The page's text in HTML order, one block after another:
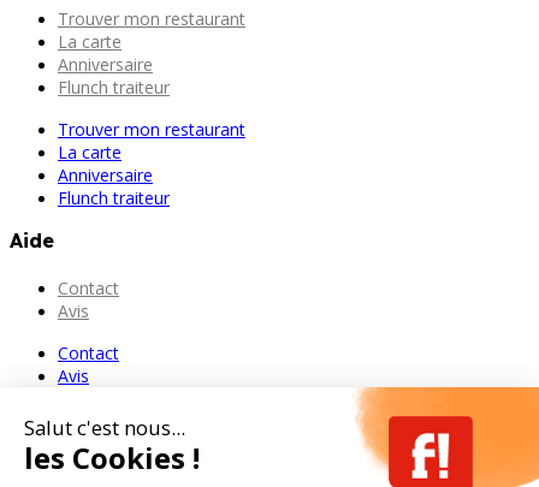
Trouver mon restaurant
La carte
Anniversaire
Flunch traiteur
Trouver mon restaurant
La carte
Anniversaire
Flunch traiteur
Aide
Contact
Avis
Contact
Avis
Salut c'est nous...
les Cookies !